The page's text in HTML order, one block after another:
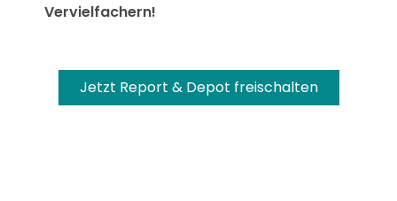
Vervielfachern!
Jetzt Report & Depot freischalten